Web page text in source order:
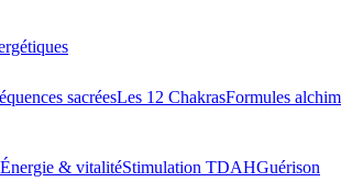
sacréesLes 12 ChakrasFormules
Énergie & vitalitéStimulation TDAHGuérison